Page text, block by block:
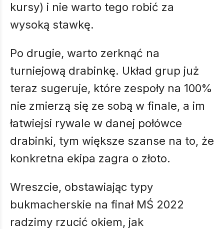
kursy) i nie warto tego robić za
wysoką stawkę.
Po drugie, warto zerknąć na
turniejową drabinkę. Układ grup już
teraz sugeruje, które zespoły na 100%
nie zmierzą się ze sobą w finale, a im
łatwiejsi rywale w danej połówce
drabinki, tym większe szanse na to, że
konkretna ekipa zagra o złoto.
Wreszcie, obstawiając typy
bukmacherskie na finał MŚ 2022
radzimy rzucić okiem, jak